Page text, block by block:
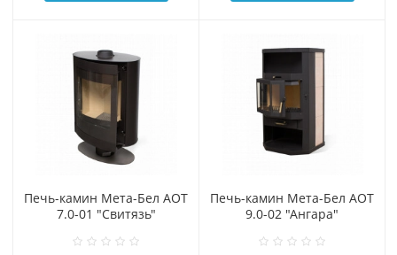
Печь-камин Мета-Бел АОТ
7.0-01 "Свитязь"
Печь-камин Мета-Бел АОТ
9.0-02 "Ангара"